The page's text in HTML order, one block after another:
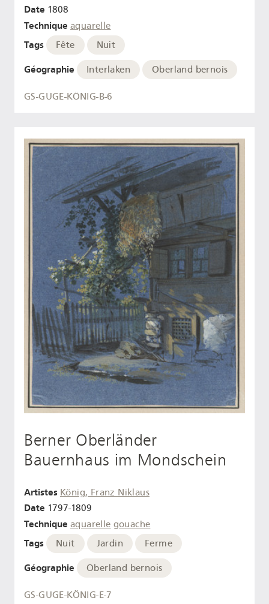
Date 1808
Technique aquarelle
Tags Fête Nuit
Géographie Interlaken Oberland bernois
GS-GUGE-KÖNIG-B-6
Berner Oberländer
Bauernhaus im Mondschein
Artistes König, Franz Niklaus
Date 1797-1809
Technique aquarelle gouache
Tags Nuit Jardin Ferme
Géographie Oberland bernois
GS-GUGE-KÖNIG-E-7